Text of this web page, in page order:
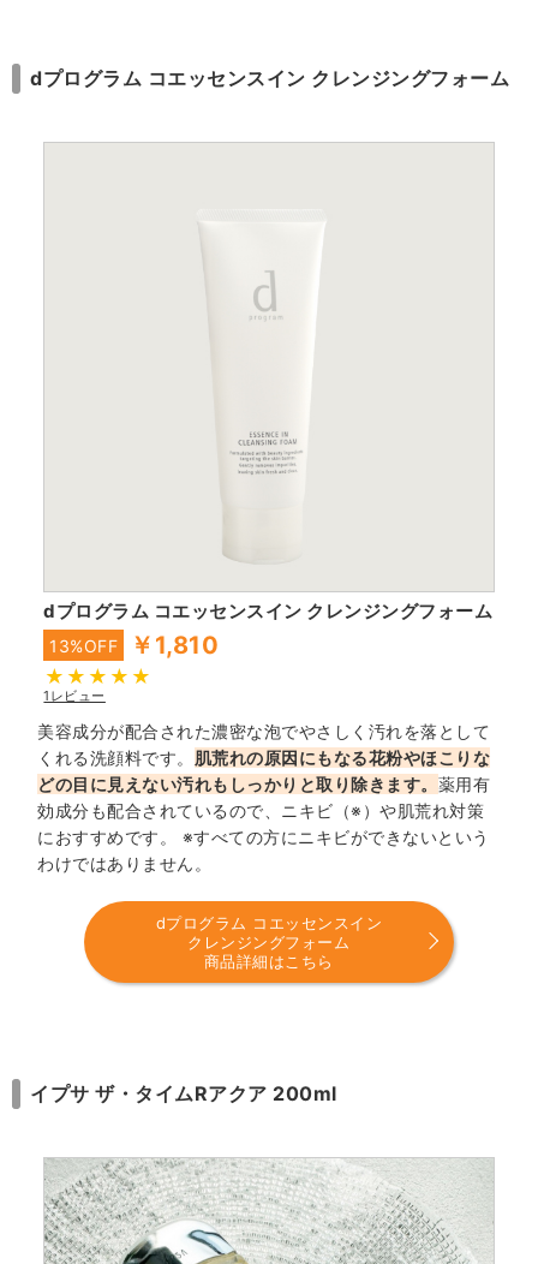
dプログラム コエッセンスイン クレンジングフォーム
dプログラム コエッセンスイン クレンジングフォーム
13%OFF ￥1,810
1レビュー
美容成分が配合された濃密な泡でやさしく汚れを落として
くれる洗顔料です。 肌荒れの原因にもなる花粉やほこりな
どの目に見えない汚れもしっかりと取り除きます。 薬用有
効成分も配合されているので、ニキビ（※）や肌荒れ対策
におすすめです。 ※すべての方にニキビができないという
わけではありません。
dプログラム コエッセンスイン
クレンジングフォーム
商品詳細はこちら
イプサ ザ・タイムRアクア 200ml